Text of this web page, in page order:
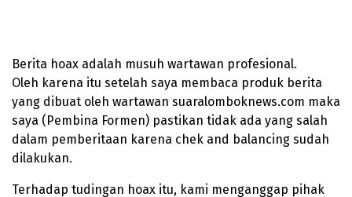
Berita hoax adalah musuh wartawan profesional.
Oleh karena itu setelah saya membaca produk berita
yang dibuat oleh wartawan suaralomboknews.com maka
saya (Pembina Formen) pastikan tidak ada yang salah
dalam pemberitaan karena chek and balancing sudah
dilakukan.
Terhadap tudingan hoax itu, kami menganggap pihak